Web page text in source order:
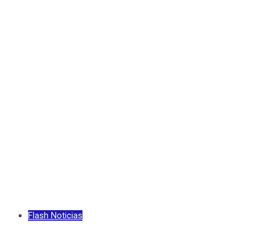
Flash Noticias